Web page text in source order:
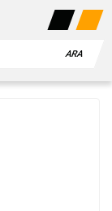
ARA